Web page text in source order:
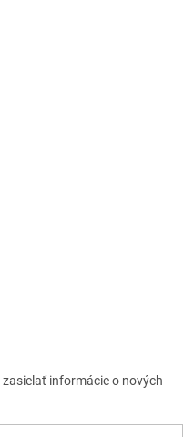
informácie o nových